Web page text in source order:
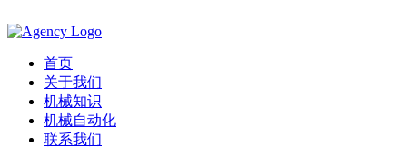
首页
关于我们
机械知识
机械自动化
联系我们